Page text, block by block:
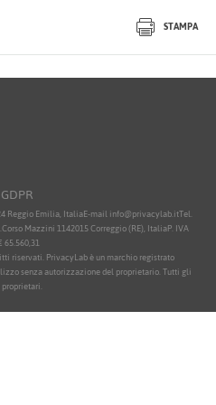
STAMPA
attivo trovato
Reggio Emilia, ItaliaE-mail info@privacylab.itTel.
Corso Mazzini 1142015 Correggio (RE), ItaliaP. IVA
riservati. PrivacyLab è un marchio registrato
senza autorizzazione del proprietario. Tutti gli